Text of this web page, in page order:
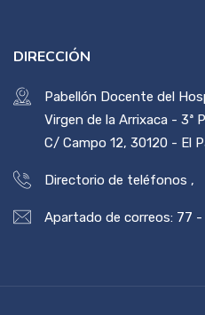
DIRECCIÓN
Pabellón Docente del
Virgen de la Arrixaca - 3ª
C/ Campo 12, 30120 - El
Directorio de teléfonos ,
Apartado de correos: 77 -